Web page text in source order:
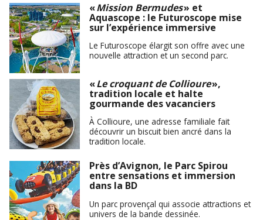
«Mission Bermudes» et
Aquascope : le Futuroscope mise
sur l’expérience immersive
Le Futuroscope élargit son offre avec une
nouvelle attraction et un second parc.
«Le croquant de Collioure»,
tradition locale et halte
gourmande des vacanciers
À Collioure, une adresse familiale fait
découvrir un biscuit bien ancré dans la
tradition locale.
Près d’Avignon, le Parc Spirou
entre sensations et immersion
dans la BD
Un parc provençal qui associe attractions et
univers de la bande dessinée.